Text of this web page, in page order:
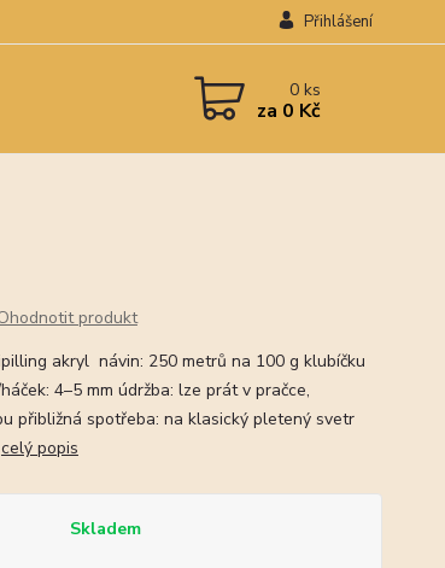
Přihlášení
0ks
za 0 Kč
produkt
akryl návin: 250 metrů na 100 g klubíčku
4–5 mm údržba: lze prát v pračce,
přibližná spotřeba: na klasický pletený svetr
celý popis
Skladem